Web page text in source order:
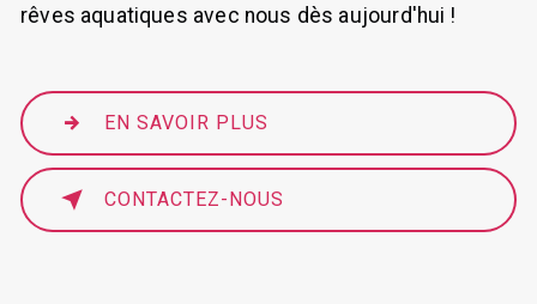
rêves aquatiques avec nous dès aujourd'hui !
EN SAVOIR PLUS
CONTACTEZ-NOUS